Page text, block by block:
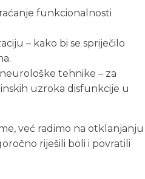
funkcionalnosti
– kako bi se spriječilo
tehnike – za
uzroka disfunkcije u
već radimo na otklanjanju
riješili boli i povratili